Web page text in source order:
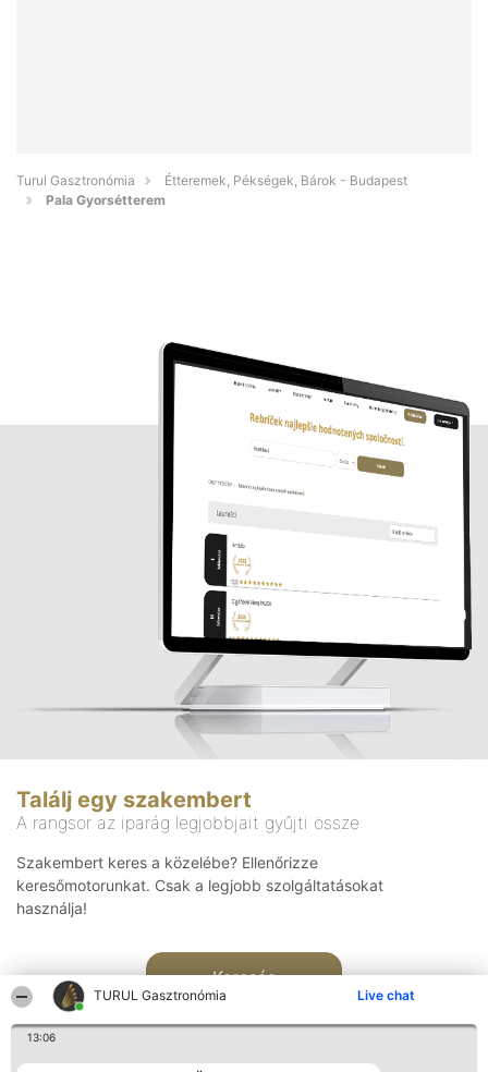
TURUL Gasztronómia Live chat
13:06
Turul Gasztronómia
Étteremek, Pékségek, Bárok - Budapest
Pala Gyorsétterem
Találj egy szakembert
A rangsor az iparág legjobbjait gyűjti össze
Szakembert keres a közelébe? Ellenőrizze
keresőmotorunkat. Csak a legjobb szolgáltatásokat
használja!
Keresés